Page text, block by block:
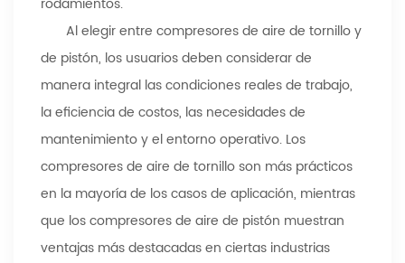
Al elegir entre compresores de aire de tornillo y
de pistón, los usuarios deben considerar de
manera integral las condiciones reales de trabajo,
la eficiencia de costos, las necesidades de
mantenimiento y el entorno operativo. Los
compresores de aire de tornillo son más prácticos
en la mayoría de los casos de aplicación, mientras
que los compresores de aire de pistón muestran
ventajas más destacadas en ciertas industrias